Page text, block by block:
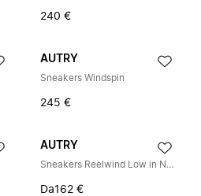
240 €
AUTRY
Sneakers Windspin
245 €
AUTRY
Sneakers Reelwind Low in Nylon e Pelle Scamosciata
Da162 €